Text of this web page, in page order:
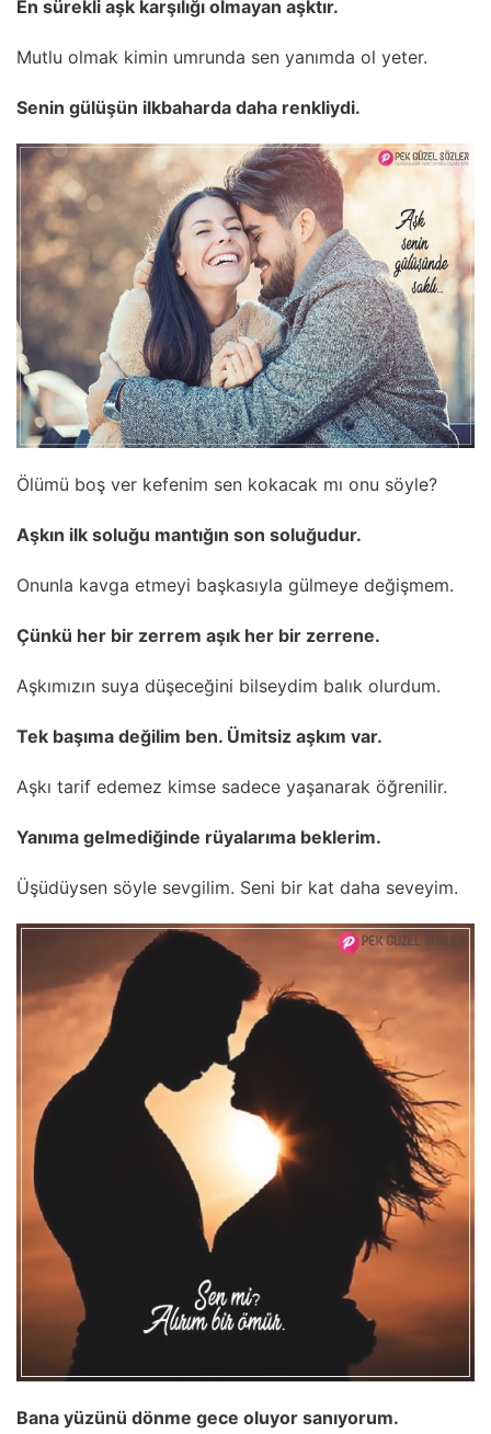
En sürekli aşk karşılığı olmayan aşktır.
Mutlu olmak kimin umrunda sen yanımda ol yeter.
Senin gülüşün ilkbaharda daha renkliydi.
Ölümü boş ver kefenim sen kokacak mı onu söyle?
Aşkın ilk soluğu mantığın son soluğudur.
Onunla kavga etmeyi başkasıyla gülmeye değişmem.
Çünkü her bir zerrem aşık her bir zerrene.
Aşkımızın suya düşeceğini bilseydim balık olurdum.
Tek başıma değilim ben. Ümitsiz aşkım var.
Aşkı tarif edemez kimse sadece yaşanarak öğrenilir.
Yanıma gelmediğinde rüyalarıma beklerim.
Üşüdüysen söyle sevgilim. Seni bir kat daha seveyim.
Bana yüzünü dönme gece oluyor sanıyorum.